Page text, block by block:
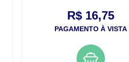
R$ 16,75
PAGAMENTO À VISTA